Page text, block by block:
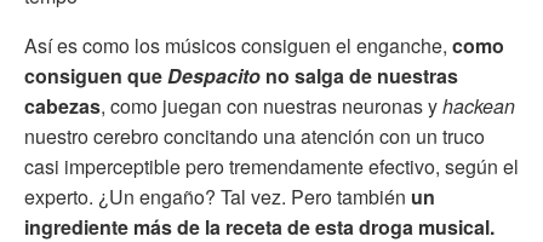
Así es como los músicos consiguen el enganche, como
consiguen queDespacito no salga de nuestras
cabezas, como juegan con nuestras neuronas yhackean
nuestro cerebro concitando una atención con un truco
casi imperceptible pero tremendamente efectivo, según el
experto. ¿Un engaño? Tal vez. Pero también un
ingrediente más de la receta de esta droga musical.